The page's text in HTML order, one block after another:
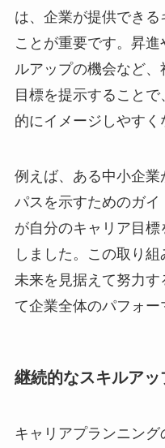
は、企業が提供でき
ことが重要です。昇
ルアップの機会など
目標を提示すること
的にイメージしやすく
例えば、ある中小企
パスを示すためのガ
が自分のキャリア目
しました。この取り
未来を見据えて努力
て企業全体のパフォー
継続的なスキルアッ
キャリアプランニン